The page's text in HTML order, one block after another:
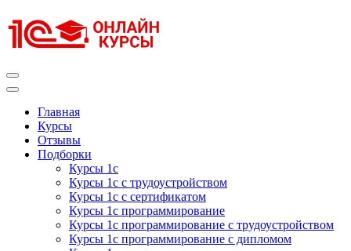
к
содержимому
Главная
Курсы
Отзывы
Подборки
Курсы 1с
Курсы 1с с трудоустройством
Курсы 1с с сертификатом
Курсы 1с программирование
Курсы 1с программирование с трудоустройством
Курсы 1с программирование с дипломом